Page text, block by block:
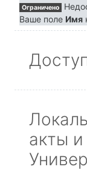
Ограничено
Ваше поле Имя
акты